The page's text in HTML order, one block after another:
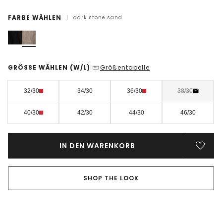
FARBE WÄHLEN | dark stone sand
GRÖSSE WÄHLEN (W/L) | Größentabelle
32/30 34/30 36/30 38/30
40/30 42/30 44/30 46/30
IN DEN WARENKORB
SHOP THE LOOK